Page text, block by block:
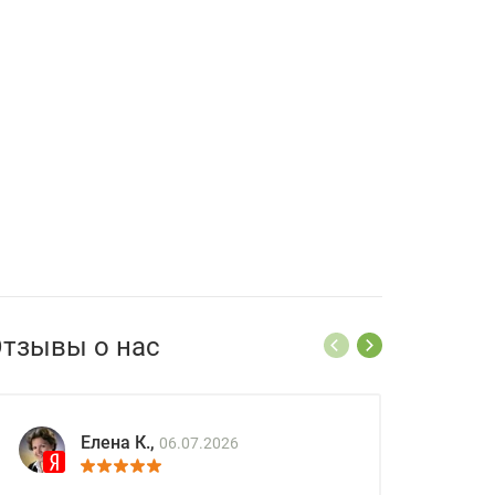
о нас
Елена К., 06.07.2026